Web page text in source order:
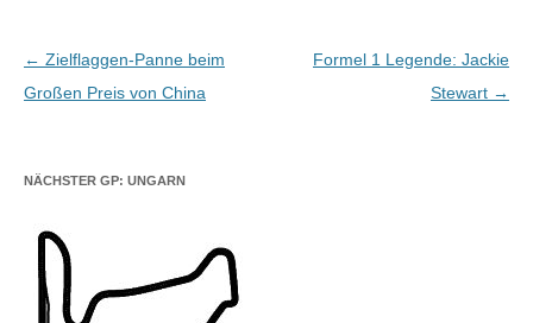
Beitragsnavigation
← Zielflaggen-Panne beim
Großen Preis von China
Formel 1 Legende: Jackie
Stewart →
NÄCHSTER GP: UNGARN